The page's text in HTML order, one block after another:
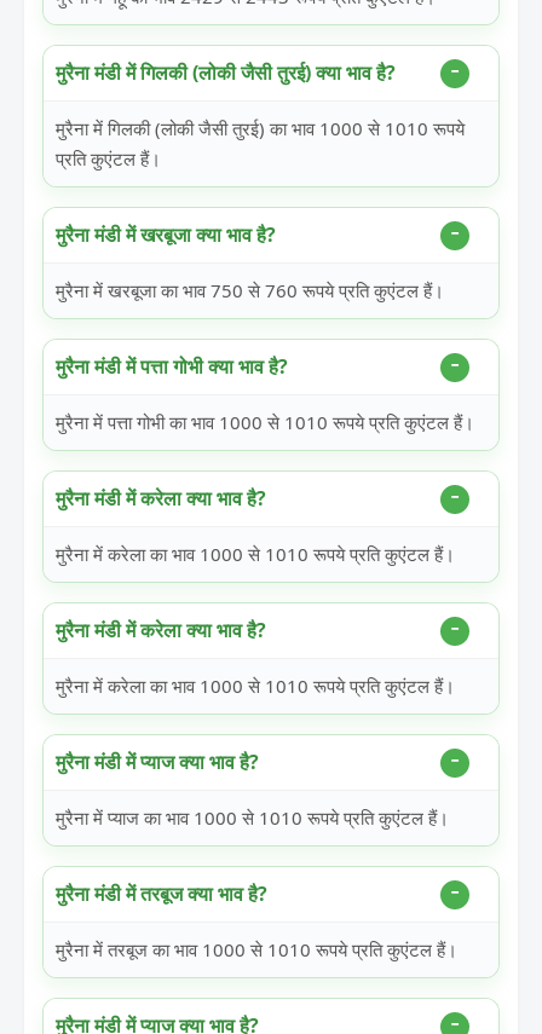
मुरैना मंडी में गिलकी (लोकी जैसी तुरई) क्या भाव है?
मुरैना में गिलकी (लोकी जैसी तुरई) का भाव 1000 से 1010 रूपये
प्रति कुएंटल हैं।
मुरैना मंडी में खरबूजा क्या भाव है?
मुरैना में खरबूजा का भाव 750 से 760 रूपये प्रति कुएंटल हैं।
मुरैना मंडी में पत्ता गोभी क्या भाव है?
मुरैना में पत्ता गोभी का भाव 1000 से 1010 रूपये प्रति कुएंटल हैं।
मुरैना मंडी में करेला क्या भाव है?
मुरैना में करेला का भाव 1000 से 1010 रूपये प्रति कुएंटल हैं।
मुरैना मंडी में करेला क्या भाव है?
मुरैना में करेला का भाव 1000 से 1010 रूपये प्रति कुएंटल हैं।
मुरैना मंडी में प्याज क्या भाव है?
मुरैना में प्याज का भाव 1000 से 1010 रूपये प्रति कुएंटल हैं।
मुरैना मंडी में तरबूज क्या भाव है?
मुरैना में तरबूज का भाव 1000 से 1010 रूपये प्रति कुएंटल हैं।
मुरैना मंडी में प्याज क्या भाव है?